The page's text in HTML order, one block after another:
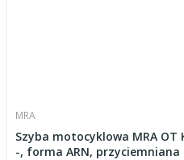
MRA
Szyba motocyklowa MRA OT
-, forma ARN, przyciemniana